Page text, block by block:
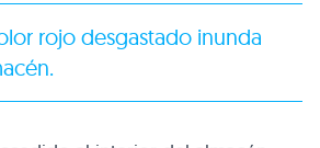
rojo desgastado inunda